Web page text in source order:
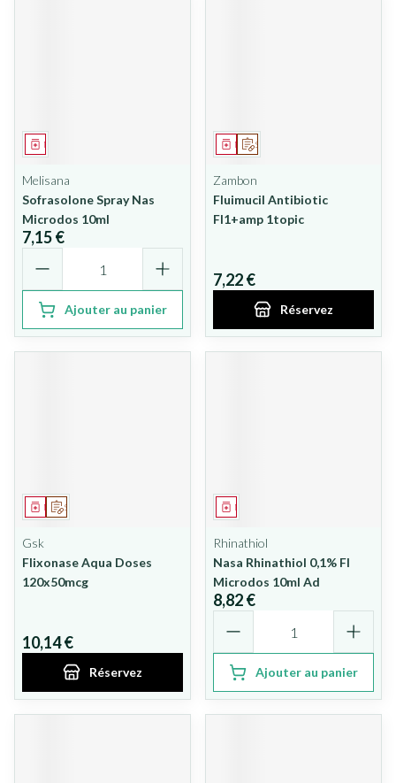
Médicament
Melisana
Sofrasolone Spray Nas
Microdos 10ml
7,15 €
Ajouter au panier
Sur prescription
Médicament
Zambon
Fluimucil Antibiotic
Fl1+amp 1topic
7,22 €
Réservez
Sur prescription
Médicament
Gsk
Flixonase Aqua Doses
120x50mcg
10,14 €
Réservez
Médicament
Rhinathiol
Nasa Rhinathiol 0,1% Fl
Microdos 10ml Ad
8,82 €
Ajouter au panier